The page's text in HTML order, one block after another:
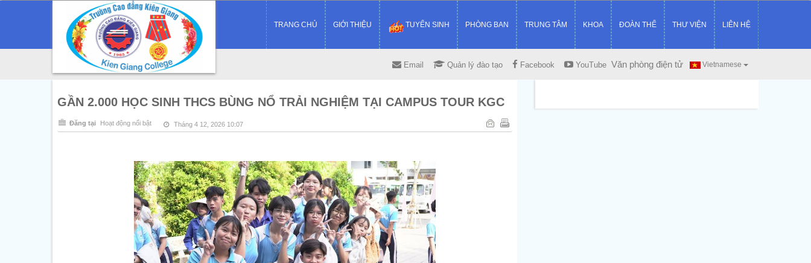
TRANG CHỦ GIỚI THIỆU TUYỂN SINH PHÒNG BAN TRUNG TÂM KHOA ĐOÀN THỂ THƯ VIỆN LIÊN HỆ
Vietnamese
Email Quản lý đào tạo Facebook YouTube Văn phòng điện tử
GẦN 2.000 HỌC SINH THCS BÙNG NỔ TRẢI NGHIỆM TẠI CAMPUS TOUR KGC
Đăng tại Hoạt động nổi bật Tháng 4 12, 2026 10:07